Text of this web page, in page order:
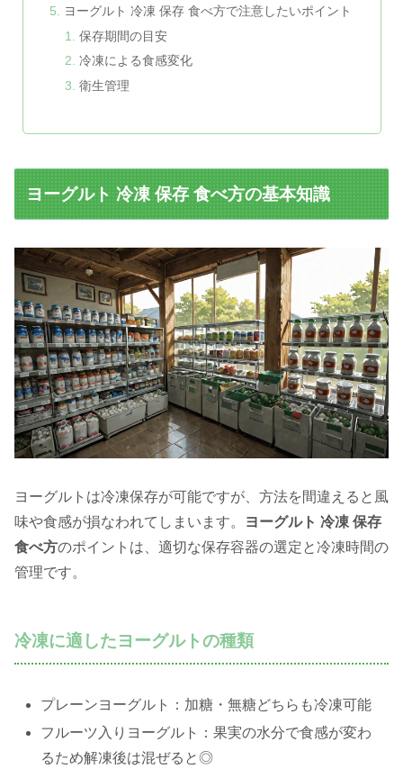
ヨーグルト 冷凍 保存 食べ方で注意したいポイント
保存期間の目安
冷凍による食感変化
衛生管理
ヨーグルト 冷凍 保存 食べ方の基本知識
ヨーグルトは冷凍保存が可能ですが、方法を間違えると風
味や食感が損なわれてしまいます。
ヨーグルト 冷凍 保存
食べ方のポイントは、適切な保存容器の選定と冷凍時間の
管理です。
冷凍に適したヨーグルトの種類
プレーンヨーグルト：加糖・無糖どちらも冷凍可能
フルーツ入りヨーグルト：果実の水分で食感が変わ
るため解凍後は混ぜると◎